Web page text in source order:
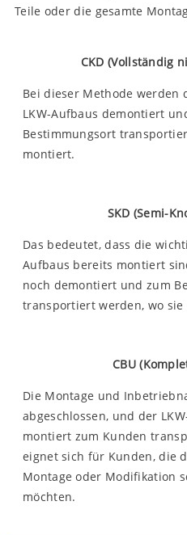
Teile oder die gesamte
CKD (Vollständig
Bei dieser Methode werden
LKW-Aufbaus demontiert
Bestimmungsort
montiert.
SKD (Semi-
Das bedeutet, dass die
Aufbaus bereits montiert
noch demontiert und zum
transportiert werden, wo
CBU
Die Montage und
abgeschlossen, und der
montiert zum Kunden
eignet sich für Kunden, die
Montage oder Modifikation
möchten.